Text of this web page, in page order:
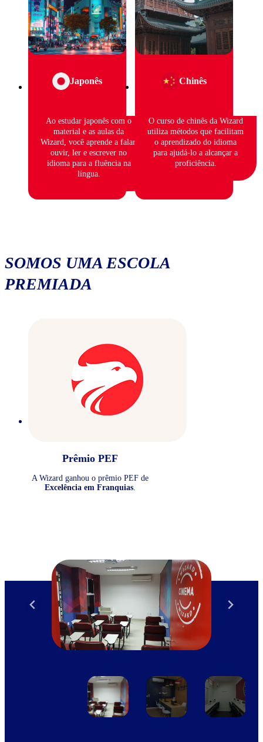
Japonês
Ao estudar japonês com o
material e as aulas da
Wizard, você aprende a falar,
ouvir, ler e escrever no
idioma para a fluência na
língua.
Chinês
O curso de chinês da Wizard
utiliza métodos que facilitam
o aprendizado do idioma
para ajudá-lo a alcançar a
proficiência.
SOMOS UMA ESCOLA
PREMIADA
Prêmio PEF
A Wizard ganhou o prêmio PEF de
Excelência em Franquias.